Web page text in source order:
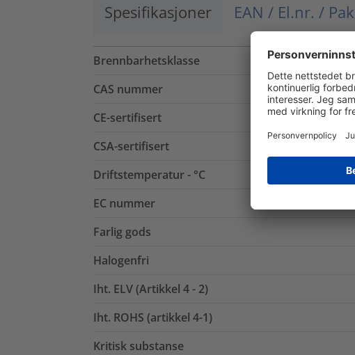
Spesifikasjoner EAN / El.nr. /
Brennbarhetsklasse
CAS nummer
CE-sertifisert
CSA-sertifisert
Driftstemperatur - °C
EC nummer
Farlig gods
Halogenfri
Iht. ELV (Artikkel 4 - 2)
Iht. ROHS (artikkel 4-1)
Kritisk substanse